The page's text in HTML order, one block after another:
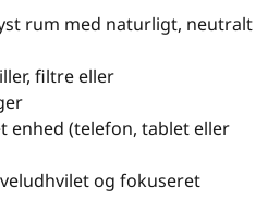
rum med naturligt, neutralt
filtre eller
enhed (telefon, tablet eller
og fokuseret